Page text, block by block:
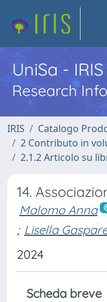
UniSa - IRIS
Research
IRIS
Catalogo
2 Contributo in
2.1.2 Articolo su
14.
Malomo Anna
; Lisella
2024
Scheda breve